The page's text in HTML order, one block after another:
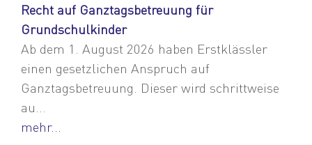
Recht auf Ganztagsbetreuung für
Grundschulkinder
Ab dem 1. August 2026 haben Erstklässler
einen gesetzlichen Anspruch auf
Ganztagsbetreuung. Dieser wird schrittweise
au...
mehr...